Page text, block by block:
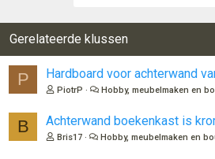
Gerelateerde klussen
P Hardboard voor achterwand
PiotrP Hobby, meubelmaken en
B Achterwand boekenkast is
Bris17 Hobby, meubelmaken en